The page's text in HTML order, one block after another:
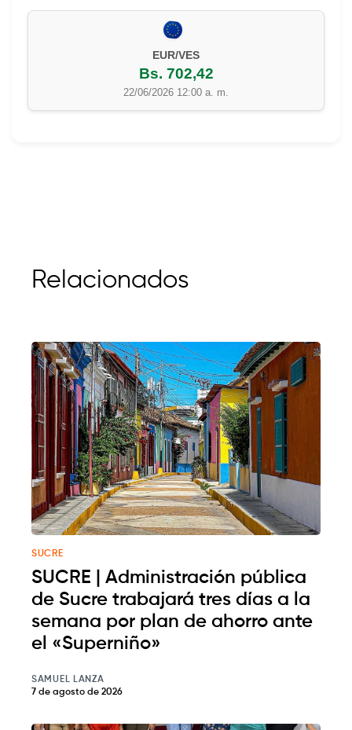
EUR/VES
Bs. 702,42
22/06/2026 12:00 a. m.
Relacionados
SUCRE
SUCRE | Administración pública
de Sucre trabajará tres días a la
semana por plan de ahorro ante
el «Superniño»
SAMUEL LANZA
7 de agosto de 2026